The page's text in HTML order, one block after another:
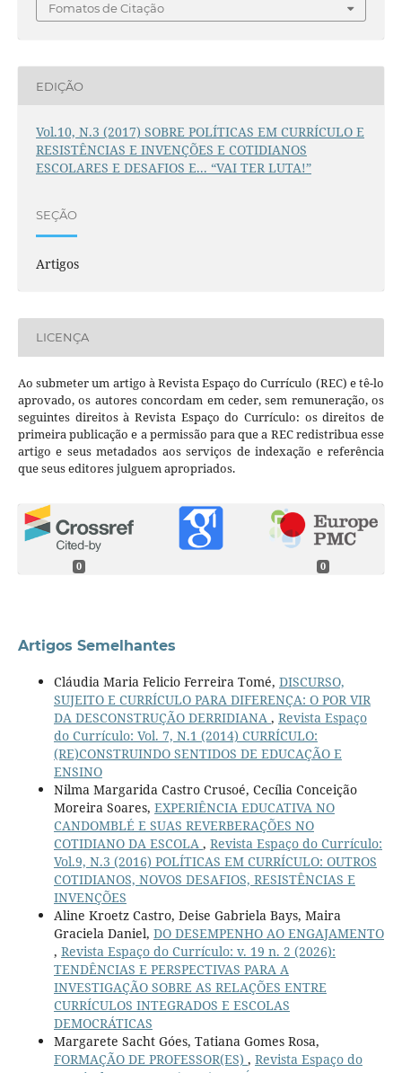
Fomatos de Citação
EDIÇÃO
Vol.10, N.3 (2017) SOBRE POLÍTICAS EM CURRÍCULO E
RESISTÊNCIAS E INVENÇÕES E COTIDIANOS
ESCOLARES E DESAFIOS E... “VAI TER LUTA!”
SEÇÃO
Artigos
LICENÇA
Ao submeter um artigo à Revista Espaço do Currículo (REC) e tê-lo
aprovado, os autores concordam em ceder, sem remuneração, os
seguintes direitos à Revista Espaço do Currículo: os direitos de
primeira publicação e a permissão para que a REC redistribua esse
artigo e seus metadados aos serviços de indexação e referência
que seus editores julguem apropriados.
0 0
Artigos Semelhantes
Cláudia Maria Felicio Ferreira Tomé, DISCURSO,
SUJEITO E CURRÍCULO PARA DIFERENÇA: O POR VIR
DA DESCONSTRUÇÃO DERRIDIANA , Revista Espaço
do Currículo: Vol. 7, N.1 (2014) CURRÍCULO:
(RE)CONSTRUINDO SENTIDOS DE EDUCAÇÃO E
ENSINO
Nilma Margarida Castro Crusoé, Cecília Conceição
Moreira Soares, EXPERIÊNCIA EDUCATIVA NO
CANDOMBLÉ E SUAS REVERBERAÇÕES NO
COTIDIANO DA ESCOLA , Revista Espaço do Currículo:
Vol.9, N.3 (2016) POLÍTICAS EM CURRÍCULO: OUTROS
COTIDIANOS, NOVOS DESAFIOS, RESISTÊNCIAS E
INVENÇÕES
Aline Kroetz Castro, Deise Gabriela Bays, Maira
Graciela Daniel, DO DESEMPENHO AO ENGAJAMENTO
, Revista Espaço do Currículo: v. 19 n. 2 (2026):
TENDÊNCIAS E PERSPECTIVAS PARA A
INVESTIGAÇÃO SOBRE AS RELAÇÕES ENTRE
CURRÍCULOS INTEGRADOS E ESCOLAS
DEMOCRÁTICAS
Margarete Sacht Góes, Tatiana Gomes Rosa,
FORMAÇÃO DE PROFESSOR(ES) , Revista Espaço do